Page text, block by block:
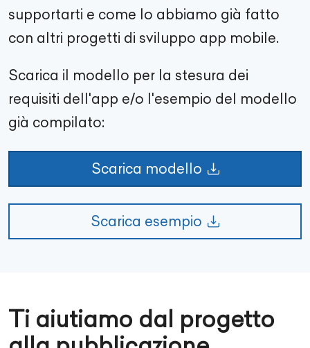
supportarti e come lo abbiamo già fatto
con altri progetti di sviluppo app mobile.
Scarica il modello per la stesura dei
requisiti dell'app e/o l'esempio del modello
già compilato:
Scarica modello
Scarica esempio
Ti aiutiamo dal progetto